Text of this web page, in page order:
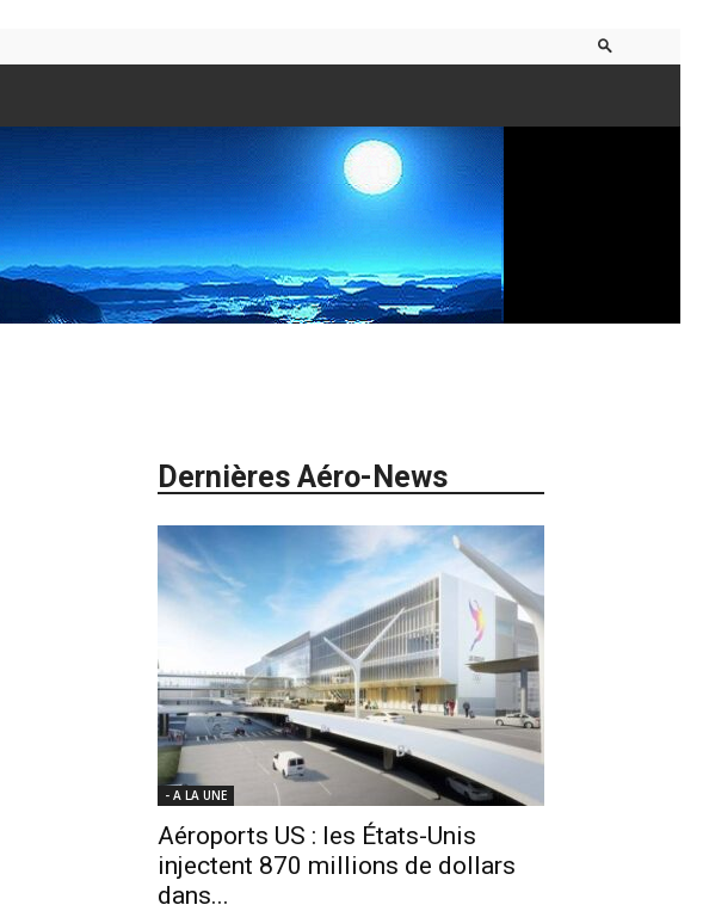
Dernières Aéro-News
- A LA UNE
Aéroports US : les États-Unis
injectent 870 millions de dollars
dans...